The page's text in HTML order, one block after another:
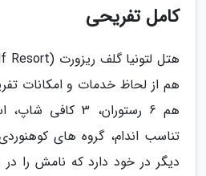
کامل تفریحی
هم از لحاظ خدمات و امکانات
هم 6 رستوران، 3
تناسب اندام، گروه های